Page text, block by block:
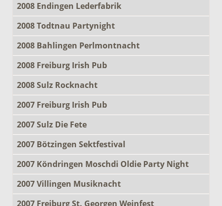
2008 Endingen Lederfabrik
2008 Todtnau Partynight
2008 Bahlingen Perlmontnacht
2008 Freiburg Irish Pub
2008 Sulz Rocknacht
2007 Freiburg Irish Pub
2007 Sulz Die Fete
2007 Bötzingen Sektfestival
2007 Köndringen Moschdi Oldie Party Night
2007 Villingen Musiknacht
2007 Freiburg St. Georgen Weinfest